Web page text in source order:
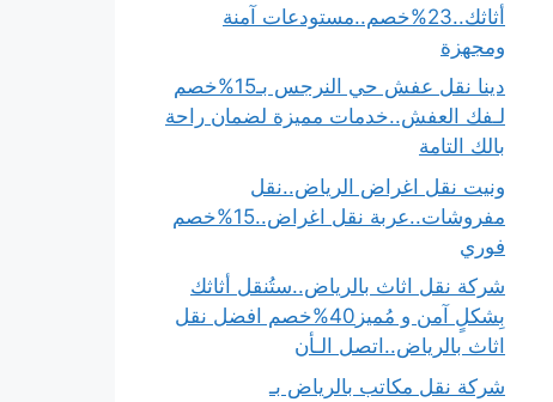
أثاثك..23%خصم..مستودعات آمنة
ومجهزة
دينا نقل عفش حي النرجس بـ15%خصم
لـفك العفش..خدمات مميزة لضمان راحة
بالك التامة
ونيت نقل اغراض الرياض..نقل
مفروشات..عربة نقل اغراض..15%خصم
فوري
شركة نقل اثاث بالرياض..ستُنقل أثاثك
بِشكلٍ آمن و مُميز40%خصم افضل نقل
اثاث بالرياض..اتصل الـأن
شركة نقل مكاتب بالرياض بـ